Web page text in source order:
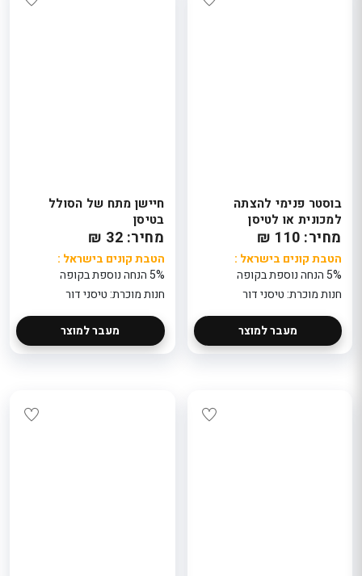
בוסטר פנימי להצתה
למכונית או לטיסן
מחיר: 110 ₪
הטבת קונים בישראל :
5% הנחה נוספת בקופה
חנות מוכרת: טיסני דור
מעבר למוצר
חיישן מתח של הסולל
בטיסן
מחיר: 32 ₪
הטבת קונים בישראל :
5% הנחה נוספת בקופה
חנות מוכרת: טיסני דור
מעבר למוצר